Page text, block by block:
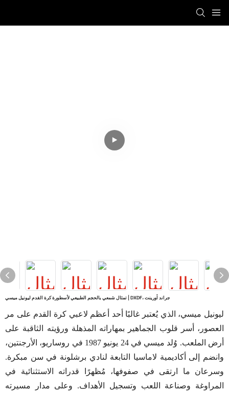
تمثال شمعي بالحجم الطبيعي لأسطورة كرة القدم ليونيل ميسي | DXDF، جراند أورينت
ليونيل ميسي، الذي يُعتبر غالبًا أحد أعظم لاعبي كرة القدم على مر
العصور، أسر قلوب الجماهير بمهاراته المذهلة ورؤيته الثاقبة على
أرض الملعب. وُلد ميسي في 24 يونيو 1987 في روساريو، الأرجنتين،
وانضم إلى أكاديمية لاماسيا التابعة لنادي برشلونة في سن مبكرة.
وسرعان ما ارتقى في صفوفها، مُظهرًا قدراته الاستثنائية في
المراوغة وصناعة اللعب وتسجيل الأهداف. وعلى مدار مسيرته